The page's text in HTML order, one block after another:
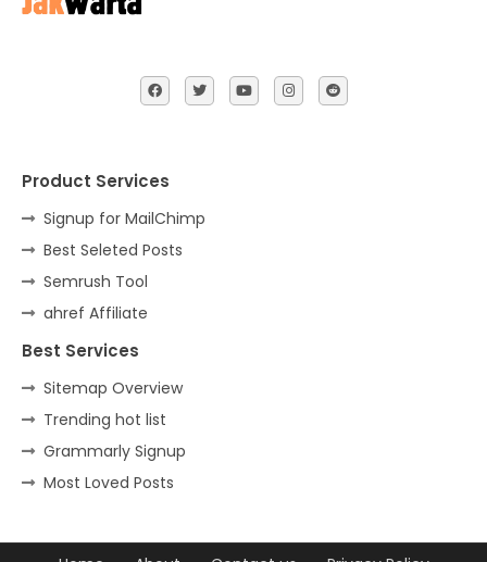
Product Services
Signup for MailChimp
Best Seleted Posts
Semrush Tool
ahref Affiliate
Best Services
Sitemap Overview
Trending hot list
Grammarly Signup
Most Loved Posts